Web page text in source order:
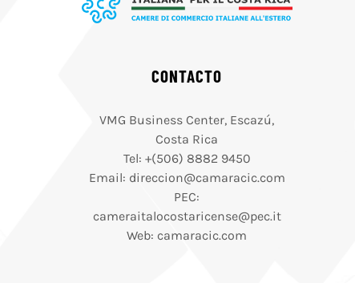
CONTACTO
VMG Business Center, Escazú,
Costa Rica
Tel: +(506) 8882 9450
Email: direccion@camaracic.com
PEC:
cameraitalocostaricense@pec.it
Web: camaracic.com